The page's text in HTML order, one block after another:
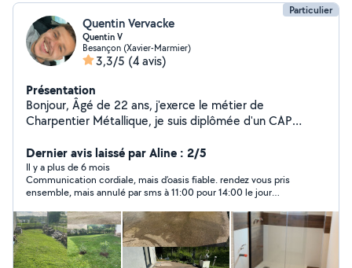
Particulier
Quentin Vervacke
Quentin V
Besançon (Xavier-Marmier)
3,3/5 (4 avis)
Présentation
Bonjour, Âgé de 22 ans, j'exerce le métier de
Charpentier Métallique, je suis diplômée d'un CAP
très actif et bricoleur, diverses tâches me conviennent
d'accomplir une petite conditions : - Pas disponible le
dimanche, Je réalise, en extérieur : - Tonte, -
Débrouillage, - Karcher, - Taillage de haie, - Désherbage,
En intérieur : - petits travaux - Montage de meubles,
Petit + : Aide aux déménagements Pour plus d'info,
envoyer moi un message
Dernier avis laissé par Aline : 2/5
Il y a plus de 6 mois
Communication cordiale, mais d’oasis fiable. rendez vous pris
ensemble, mais annulé par sms à 11:00 pour 14:00 le jour